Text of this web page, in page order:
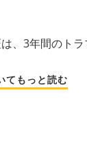
、3年間のト
てもっと読む